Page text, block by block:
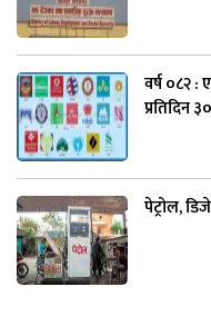
वर्ष ०८२
प्रतिदिन
पेट्रोल,